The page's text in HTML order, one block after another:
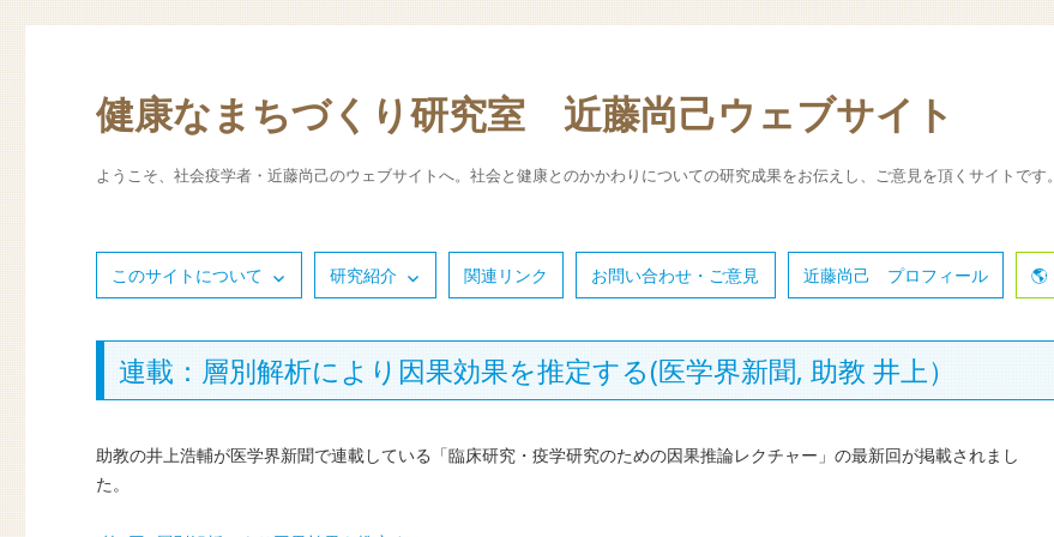
健康なまちづくり研究室 近藤尚己ウェブサイト
ようこそ、社会疫学者・近藤尚己のウェブサイトへ。社会と健康とのかかわりについての研究成果をお伝えし、ご意見を頂くサイトです。
このサイトについて 研究紹介 関連リンク お問い合わせ・ご意見 近藤尚己 プロフィール
連載：層別解析により因果効果を推定する(医学界新聞, 助教 井上）
助教の井上浩輔が医学界新聞で連載している「臨床研究・疫学研究のための因果推論レクチャー」の最新回が掲載されまし
た。